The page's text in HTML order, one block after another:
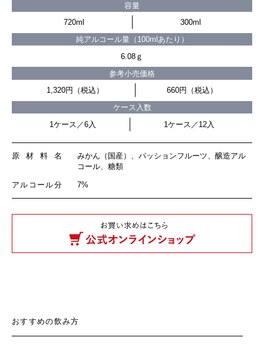
容量
720ml
300ml
純アルコール量（100mlあたり）
6.08ｇ
参考小売価格
1,320円（税込）
660円（税込）
ケース入数
1ケース／6入
1ケース／12入
原材料名
みかん（国産）、パッションフルーツ、醸造アル
コール、糖類
アルコール分 7%
おすすめの飲み方